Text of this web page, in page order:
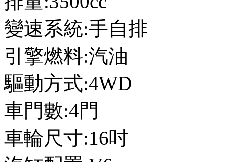
變速系統:手自排
引擎燃料:汽油
驅動方式:4WD
車門數:4門
車輪尺寸:16吋